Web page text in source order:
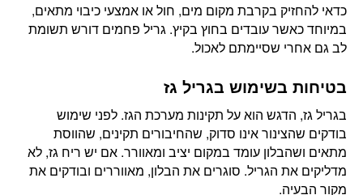
כדאי להחזיק בקרבת מקום מים, חול או אמצעי כיבוי מתאים,
במיוחד כאשר עובדים בחוץ בקיץ. גריל פחמים דורש תשומת
לב גם אחרי שסיימתם לאכול.
בטיחות בשימוש בגריל גז
בגריל גז, הדגש הוא על תקינות מערכת הגז. לפני שימוש
בודקים שהצינור אינו סדוק, שהחיבורים תקינים, שהווסת
מתאים ושהבלון עומד במקום יציב ומאוורר. אם יש ריח גז, לא
מדליקים את הגריל. סוגרים את הבלון, מאווררים ובודקים את
מקור הבעיה.